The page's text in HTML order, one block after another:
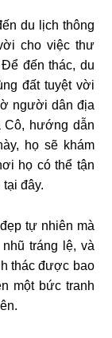
du lịch thông
cho việc thư
đến thác, du
đất tuyệt vời
người dân địa
Cô, hướng dẫn
họ sẽ khám
họ có thể tận
đây.
tự nhiên mà
tráng lệ, và
thác được bao
một bức tranh